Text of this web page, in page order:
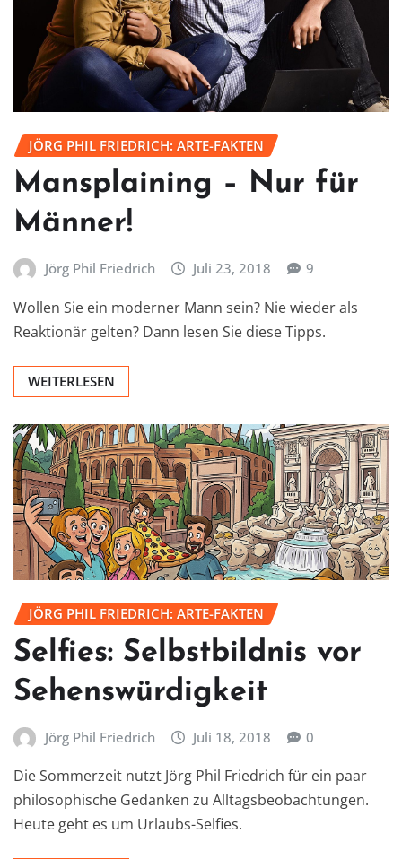
JÖRG PHIL FRIEDRICH: ARTE-FAKTEN
Mansplaining – Nur für
Männer!
Jörg Phil Friedrich Juli 23, 2018 9
Wollen Sie ein moderner Mann sein? Nie wieder als
Reaktionär gelten? Dann lesen Sie diese Tipps.
WEITERLESEN
JÖRG PHIL FRIEDRICH: ARTE-FAKTEN
Selfies: Selbstbildnis vor
Sehenswürdigkeit
Jörg Phil Friedrich Juli 18, 2018 0
Die Sommerzeit nutzt Jörg Phil Friedrich für ein paar
philosophische Gedanken zu Alltagsbeobachtungen.
Heute geht es um Urlaubs-Selfies.